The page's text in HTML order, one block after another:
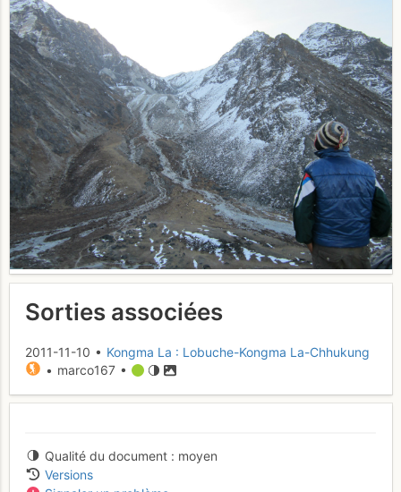
Sorties associées
2011-11-10 • Kongma La : Lobuche-Kongma La-Chhukung
• marco167 •
Qualité du document
moyen
Versions